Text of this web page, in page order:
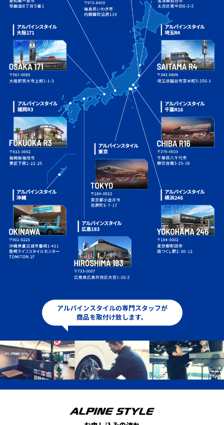
アルパインスタイルの専門スタッフが
商品を取付け致します。